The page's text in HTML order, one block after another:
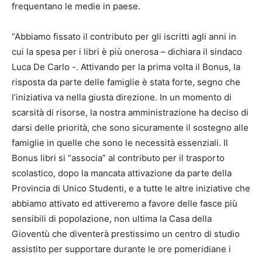
frequentano le medie in paese.
“Abbiamo fissato il contributo per gli iscritti agli anni in
cui la spesa per i libri è più onerosa – dichiara il sindaco
Luca De Carlo -. Attivando per la prima volta il Bonus, la
risposta da parte delle famiglie è stata forte, segno che
l’iniziativa va nella giusta direzione. In un momento di
scarsità di risorse, la nostra amministrazione ha deciso di
darsi delle priorità, che sono sicuramente il sostegno alle
famiglie in quelle che sono le necessità essenziali. Il
Bonus libri si “associa” al contributo per il trasporto
scolastico, dopo la mancata attivazione da parte della
Provincia di Unico Studenti, e a tutte le altre iniziative che
abbiamo attivato ed attiveremo a favore delle fasce più
sensibili di popolazione, non ultima la Casa della
Gioventù che diventerà prestissimo un centro di studio
assistito per supportare durante le ore pomeridiane i